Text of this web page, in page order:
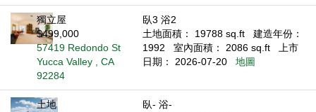
獨立屋
$499,000
57419 Redondo St
Yucca Valley , CA
92284
臥3 浴2
土地面積： 19788 sq.ft
建造年份：
1992
室內面積： 2086 sq.ft
上市
日期： 2026-07-20
地圖
土地
臥- 浴-